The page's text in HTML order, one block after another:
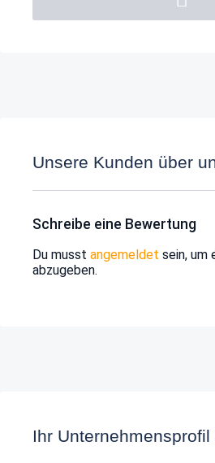
Unsere Kunden über
Schreibe eine Bewertung
Du musst angemeldet sein, um
abzugeben.
Ihr Unternehmensprofil